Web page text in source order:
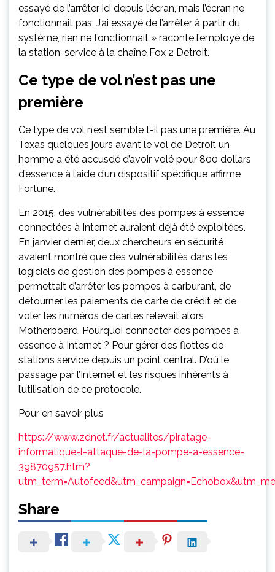
essayé de l’arrêter ici depuis l’écran, mais l’écran ne
fonctionnait pas. J’ai essayé de l’arrêter à partir du
système, rien ne fonctionnait » raconte l’employé de
la station-service à la chaîne Fox 2 Detroit.
Ce type de vol n’est pas une
première
Ce type de vol n’est semble t-il pas une première. Au
Texas quelques jours avant le vol de Detroit un
homme a été accusdé d’avoir volé pour 800 dollars
d’essence à l’aide d’un dispositif spécifique affirme
Fortune.
En 2015, des vulnérabilités des pompes à essence
connectées à Internet auraient déjà été exploitées.
En janvier dernier, deux chercheurs en sécurité
avaient montré que des vulnérabilités dans les
logiciels de gestion des pompes à essence
permettait d’arrêter les pompes à carburant, de
détourner les paiements de carte de crédit et de
voler les numéros de cartes relevait alors
Motherboard. Pourquoi connecter des pompes à
essence à Internet ? Pour gérer des flottes de
stations service depuis un point central. D’où le
passage par l’Internet et les risques inhérents à
l’utilisation de ce protocole.
Pour en savoir plus
https://www.zdnet.fr/actualites/piratage-
informatique-l-attaque-de-la-pompe-a-essence-
39870957.htm?
Share